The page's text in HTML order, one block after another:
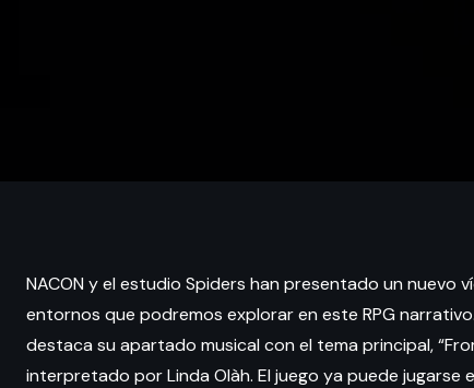
NACON y el estudio Spiders han presentado un nuevo
entornos que podremos explorar en este RPG
destaca su apartado musical con el tema principal,
interpretado por Linda Olàh. El juego ya puede jugarse